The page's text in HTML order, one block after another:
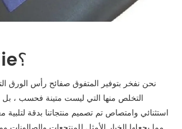
لماذا Telijie؟
، نحن نفخر بتوفير المتفوق صفائح رأس الورق
التخلص منها التي ليست متينة فحسب ،
استثنائي وامتصاص تم تصميم منتجاتنا بدقة لتلبية